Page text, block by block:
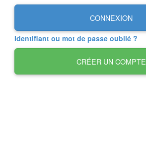
CONNEXION
Identifiant ou mot de passe oublié ?
CRÉER UN COMPTE